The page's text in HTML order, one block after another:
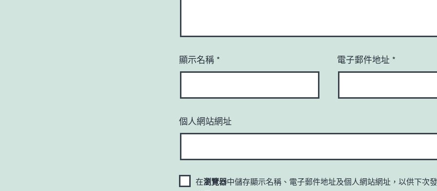
顯示名稱 * 電子郵件地址 *
個人網站網址
在瀏覽器中儲存顯示名稱、電子郵件地址及個人網站網址，以供下次